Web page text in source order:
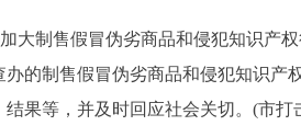
制售假冒伪劣商品和侵犯知识产权
办的制售假冒伪劣商品和侵犯知识产
结果等，并及时回应社会关切。(市